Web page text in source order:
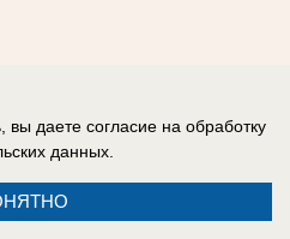
вы даете согласие на обработку
данных.